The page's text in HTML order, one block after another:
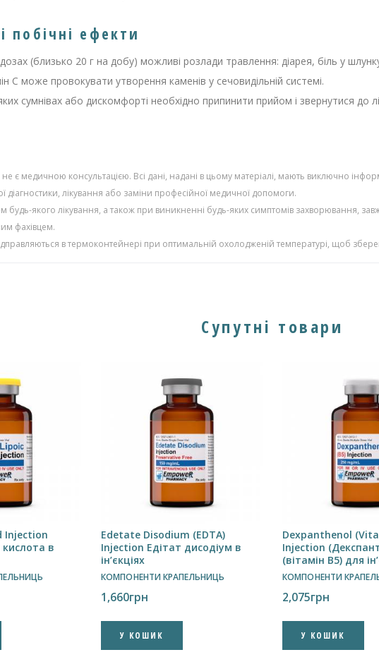
побічні ефекти
(близько 20 г на добу) можливі розлади травлення: діарея, біль у
С може провокувати утворення каменів у сечовидільній системі.
сумнівах або дискомфорті необхідно припинити прийом і звернутися до
є медичною консультацією. Всі дані, надані в цьому матеріалі, мають виключно
діагностики, лікування або заміни професійної медичної допомоги.
будь-якого лікування, а також при виникненні будь-яких симптомів захворювання,
фахівцем.
в термоконтейнері при оптимальній охолодженій температурі, щоб
Супутні товари
Injection
в
Edetate Disodium (EDTA)
Injection Едітат дисодіум в
ін’єкціях
КОМПОНЕНТИ КРАПЕЛЬНИЦЬ
1,660грн
У КОШИК
Dexpanthenol
Injection
(вітамін B5) для
КОМПОНЕНТИ
2,075грн
У КОШИК